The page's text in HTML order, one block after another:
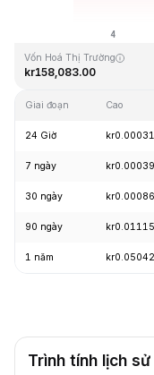
Vốn Hoá Thị Trường
kr158,083.00
Giai đoạn Cao
24 Giờ
7 ngày
30 ngày
90 ngày
1 năm
Trình tính lịch